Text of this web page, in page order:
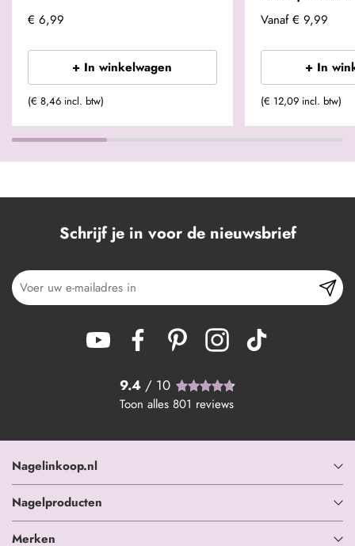
€ 6,99
+ In winkelwagen
(€ 8,46 incl. btw)
Vanaf € 9,99
+ In
(€ 12,09 incl. btw)
Schrijf je in voor de nieuwsbrief
9.4 / 10
Toon alles 801 reviews
Nagelinkoop.nl
Nagelproducten
Merken